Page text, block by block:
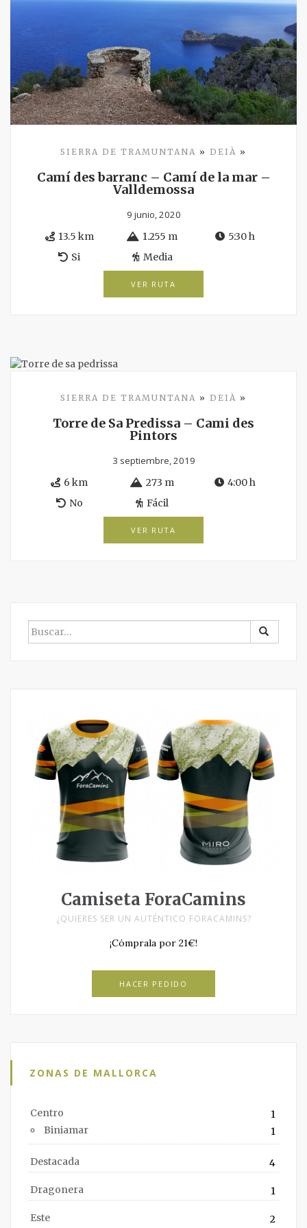
SIERRA DE TRAMUNTANA » DEIÀ »
Camí des barranc – Camí de la mar –
Valldemossa
9 junio, 2020
13.5 km
1.255 m
5:30 h
Si
Media
VER RUTA
SIERRA DE TRAMUNTANA » DEIÀ »
Torre de Sa Predissa – Cami des
Pintors
3 septiembre, 2019
6 km
273 m
4:00 h
No
Fácil
VER RUTA
BUSCAR
POR:
Camiseta ForaCamins
¿QUIERES SER UN AUTÉNTICO FORACAMINS?
¡Cómprala por 21€!
HACER PEDIDO
ZONAS DE MALLORCA
Centro
1
Biniamar
1
Destacada 4
Dragonera 1
Este 2